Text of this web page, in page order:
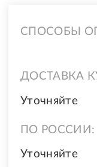
СПОСОБЫ
ДОСТАВКА
Уточняйте
ПО РОССИИ:
Уточняйте